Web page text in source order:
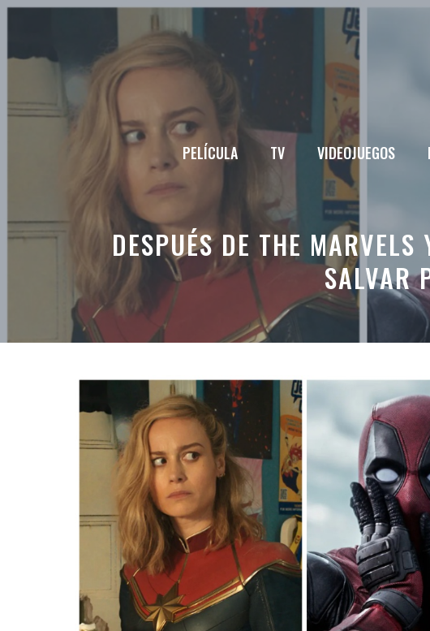
Saltar
contenido
PELÍCULA TV VIDEOJUEGOS
DESPUÉS DE THE
SALVAR